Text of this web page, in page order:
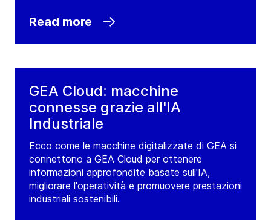
Read more
GEA Cloud: macchine
connesse grazie all'IA
Industriale
Ecco come le macchine digitalizzate di GEA si
connettono a GEA Cloud per ottenere
informazioni approfondite basate sull'IA,
migliorare l'operatività e promuovere prestazioni
industriali sostenibili.